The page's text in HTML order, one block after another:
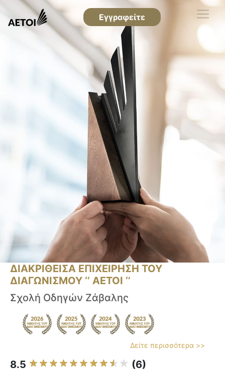
Εγγραφείτε
ΔΙΑΚΡΙΘΕΙΣΑ ΕΠΙΧΕΙΡΗΣΗ ΤΟΥ
ΔΙΑΓΩΝΙΣΜΟΥ ‘’ ΑΕΤΟΙ ‘’
Σχολή Οδηγών Ζάβαλης
Δείτε περισσότερα >>
8.5 (6)